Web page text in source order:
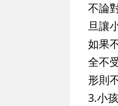
不論
旦讓
如果
全不
形則
3.小